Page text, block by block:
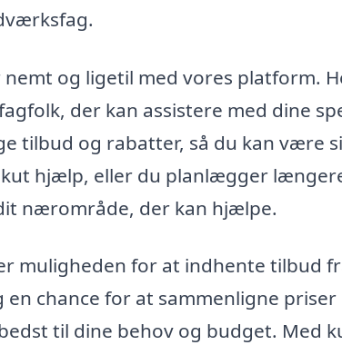
og ligetil med vores platform.
der kan assistere med dine
tilbud og rabatter, så du kan være
hjælp, eller du planlægger
nærområde, der kan hjælpe.
muligheden for at indhente tilbud
chance for at sammenligne priser
til dine behov og budget. Med